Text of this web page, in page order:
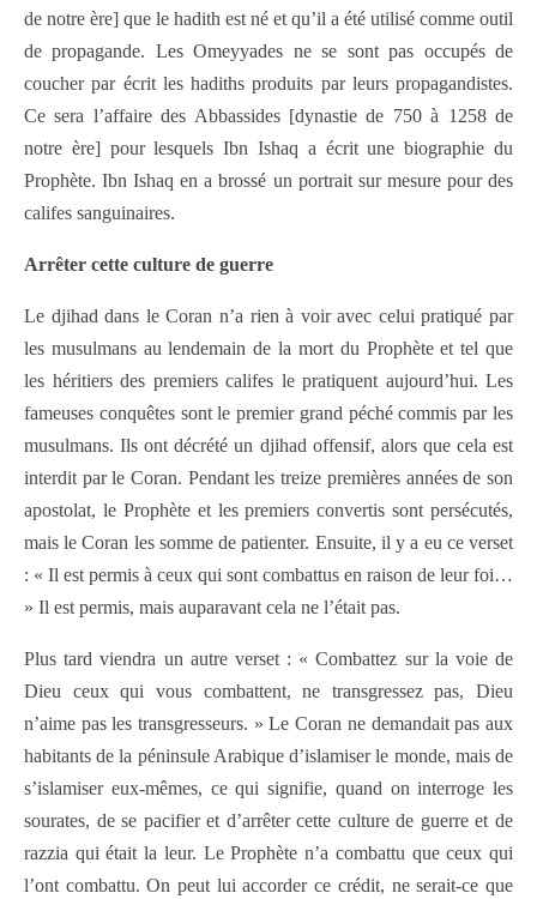
de notre ère] que le hadith est né et qu’il a été utilisé comme outil
de propagande. Les Omeyyades ne se sont pas occupés de
coucher par écrit les hadiths produits par leurs propagandistes.
Ce sera l’affaire des Abbassides [dynastie de 750 à 1258 de
notre ère] pour lesquels Ibn Ishaq a écrit une biographie du
Prophète. Ibn Ishaq en a brossé un portrait sur mesure pour des
califes sanguinaires.
Arrêter cette culture de guerre
Le djihad dans le Coran n’a rien à voir avec celui pratiqué par
les musulmans au lendemain de la mort du Prophète et tel que
les héritiers des premiers califes le pratiquent aujourd’hui. Les
fameuses conquêtes sont le premier grand péché commis par les
musulmans. Ils ont décrété un djihad offensif, alors que cela est
interdit par le Coran. Pendant les treize premières années de son
apostolat, le Prophète et les premiers convertis sont persécutés,
mais le Coran les somme de patienter. Ensuite, il y a eu ce verset
: « Il est permis à ceux qui sont combattus en raison de leur foi…
» Il est permis, mais auparavant cela ne l’était pas.
Plus tard viendra un autre verset : « Combattez sur la voie de
Dieu ceux qui vous combattent, ne transgressez pas, Dieu
n’aime pas les transgresseurs. » Le Coran ne demandait pas aux
habitants de la péninsule Arabique d’islamiser le monde, mais de
s’islamiser eux-mêmes, ce qui signifie, quand on interroge les
sourates, de se pacifier et d’arrêter cette culture de guerre et de
razzia qui était la leur. Le Prophète n’a combattu que ceux qui
l’ont combattu. On peut lui accorder ce crédit, ne serait-ce que